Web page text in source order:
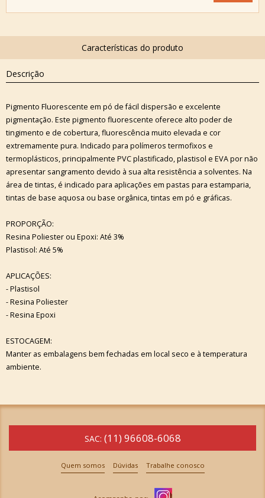
Descrição
Pigmento Fluorescente em pó de fácil dispersão e excelente
pigmentação. Este pigmento fluorescente oferece alto poder de
tingimento e de cobertura, fluorescência muito elevada e cor
extremamente pura. Indicado para polímeros termofixos e
termoplásticos, principalmente PVC plastificado, plastisol e EVA por não
apresentar sangramento devido à sua alta resistência a solventes. Na
área de tintas, é indicado para aplicações em pastas para estamparia,
tintas de base aquosa ou base orgânica, tintas em pó e gráficas.
PROPORÇÃO:
Resina Poliester ou Epoxi: Até 3%
Plastisol: Até 5%
APLICAÇÕES:
- Plastisol
- Resina Poliester
- Resina Epoxi
ESTOCAGEM:
Manter as embalagens bem fechadas em local seco e à temperatura
ambiente.
SAC: (11) 96608-6068
Quem somos Dúvidas Trabalhe conosco